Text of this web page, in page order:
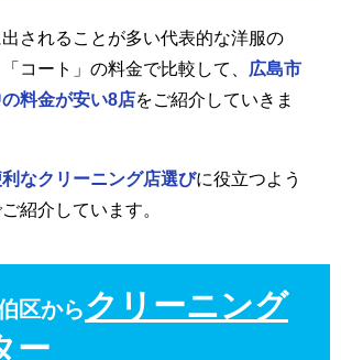
されることが多い代表的な洋服の
コート」の料金で比較して、 広島市
料金が安い8店をご紹介していきま
なクリーニング店選びに役立つよう
紹介しています。
区からクリーニング
ー